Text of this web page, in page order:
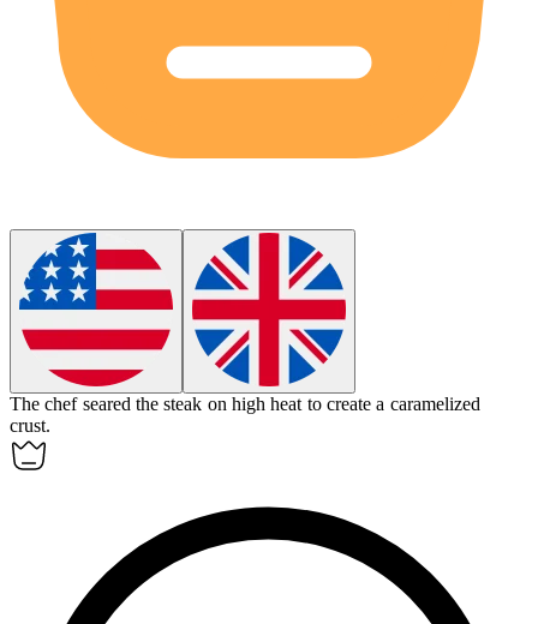
The chef seared the steak on high heat to create a caramelized
crust.